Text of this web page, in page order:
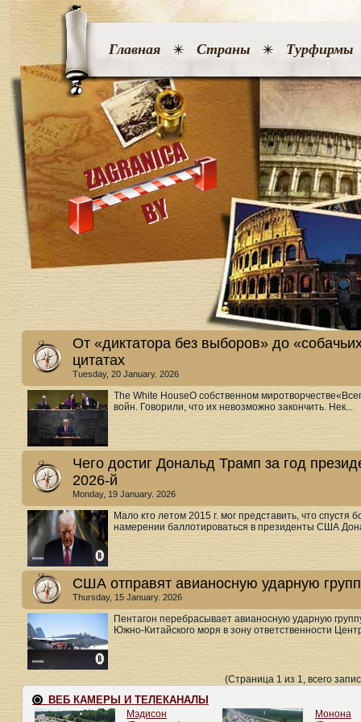
Главная Страны Турфирмы
От «диктатора без выборов» до
цитатах
Tuesday, 20 January. 2026
The White HouseО собственном
войн. Говорили, что их невозможно закончить. Нек...
Чего достиг Дональд Трамп за год
2026-й
Monday, 19 January. 2026
Мало кто летом 2015 г. мог представить, что спустя
намерении баллотироваться в президенты США
США отправят авианосную ударную
Thursday, 15 January. 2026
Пентагон перебрасывает авианосную ударную
Южно-Китайского моря в зону ответственности
(Страница 1 из 1, всего